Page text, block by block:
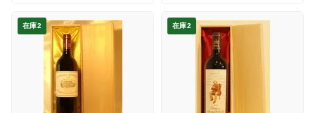
在庫2 在庫2